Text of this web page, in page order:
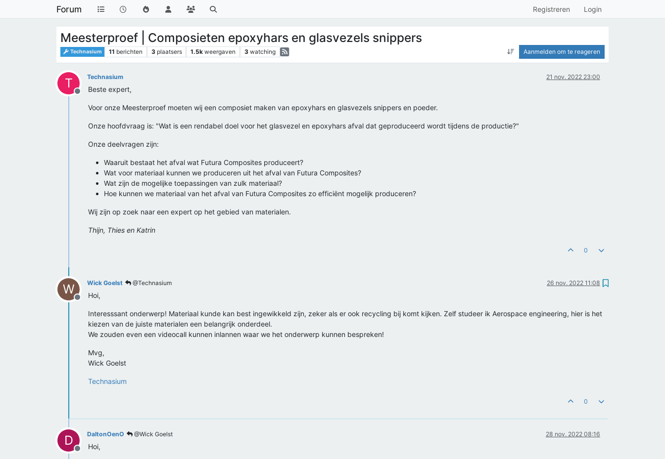
Forum Registreren Login
Meesterproef | Composieten epoxyhars en glasvezels snippers
Technasium 11 berichten 3 plaatsers 1.5k weergaven 3 watching Aanmelden om te reageren
T
Offline
Technasium 21 nov. 2022 23:00
Beste expert,
Voor onze Meesterproef moeten wij een composiet maken van epoxyhars en glasvezels snippers en poeder.
Onze hoofdvraag is: "Wat is een rendabel doel voor het glasvezel en epoxyhars afval dat geproduceerd wordt tijdens de productie?"
Onze deelvragen zijn:
Waaruit bestaat het afval wat Futura Composites produceert?
Wat voor materiaal kunnen we produceren uit het afval van Futura Composites?
Wat zijn de mogelijke toepassingen van zulk materiaal?
Hoe kunnen we materiaal van het afval van Futura Composites zo efficiënt mogelijk produceren?
Wij zijn op zoek naar een expert op het gebied van materialen.
Thijn, Thies en Katrin
0
W
Offline
Wick Goelst @Technasium 26 nov. 2022 11:08
Hoi,
Interesssant onderwerp! Materiaal kunde kan best ingewikkeld zijn, zeker als er ook recycling bij komt kijken. Zelf studeer ik Aerospace engineering, hier is het
kiezen van de juiste materialen een belangrijk onderdeel.
We zouden even een videocall kunnen inlannen waar we het onderwerp kunnen bespreken!
Mvg,
Wick Goelst
Technasium
0
D
Offline
DaltonOenO @Wick Goelst 28 nov. 2022 08:16
Hoi,